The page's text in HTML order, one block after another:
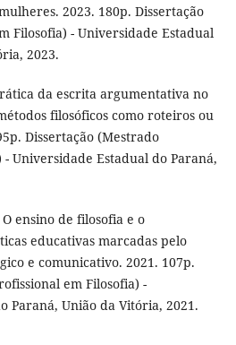
2023. 180p. Dissertação
Filosofia) - Universidade Estadual
2023.
da escrita argumentativa no
filosóficos como roteiros ou
Dissertação (Mestrado
Universidade Estadual do Paraná,
ensino de filosofia e o
educativas marcadas pelo
e comunicativo. 2021. 107p.
em Filosofia) -
Paraná, União da Vitória, 2021.